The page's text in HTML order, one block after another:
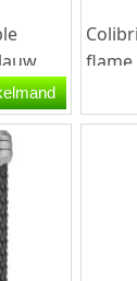
heeft
flame
een